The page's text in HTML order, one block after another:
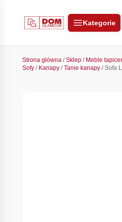
Kategorie
Strona główna/Sklep/ Meble
Sofy/ Kanapy/Tanie kanapy/ Sofa